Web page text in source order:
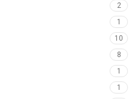
2
1
10
8
1
1